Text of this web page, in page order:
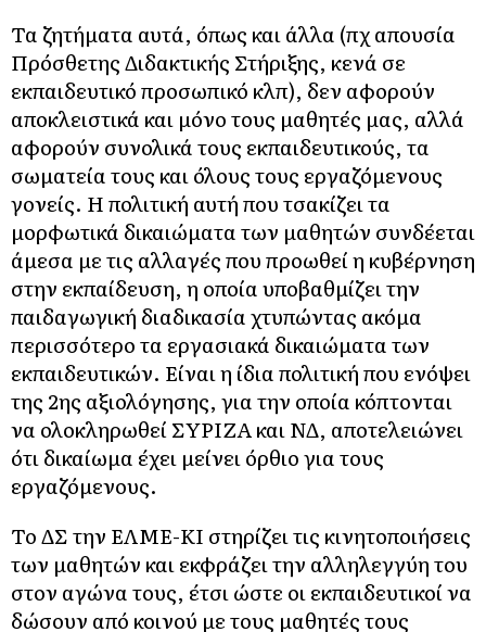
Τα ζητήματα αυτά, όπως και άλλα (πχ απουσία
Πρόσθετης Διδακτικής Στήριξης, κενά σε
εκπαιδευτικό προσωπικό κλπ), δεν αφορούν
αποκλειστικά και μόνο τους μαθητές μας, αλλά
αφορούν συνολικά τους εκπαιδευτικούς, τα
σωματεία τους και όλους τους εργαζόμενους
γονείς. Η πολιτική αυτή που τσακίζει τα
μορφωτικά δικαιώματα των μαθητών συνδέεται
άμεσα με τις αλλαγές που προωθεί η κυβέρνηση
στην εκπαίδευση, η οποία υποβαθμίζει την
παιδαγωγική διαδικασία χτυπώντας ακόμα
περισσότερο τα εργασιακά δικαιώματα των
εκπαιδευτικών. Είναι η ίδια πολιτική που ενόψει
της 2ης αξιολόγησης, για την οποία κόπτονται
να ολοκληρωθεί ΣΥΡΙΖΑ και ΝΔ, αποτελειώνει
ότι δικαίωμα έχει μείνει όρθιο για τους
εργαζόμενους.
Το ΔΣ την ΕΛΜΕ-ΚΙ στηρίζει τις κινητοποιήσεις
των μαθητών και εκφράζει την αλληλεγγύη του
στον αγώνα τους, έτσι ώστε οι εκπαιδευτικοί να
δώσουν από κοινού με τους μαθητές τους